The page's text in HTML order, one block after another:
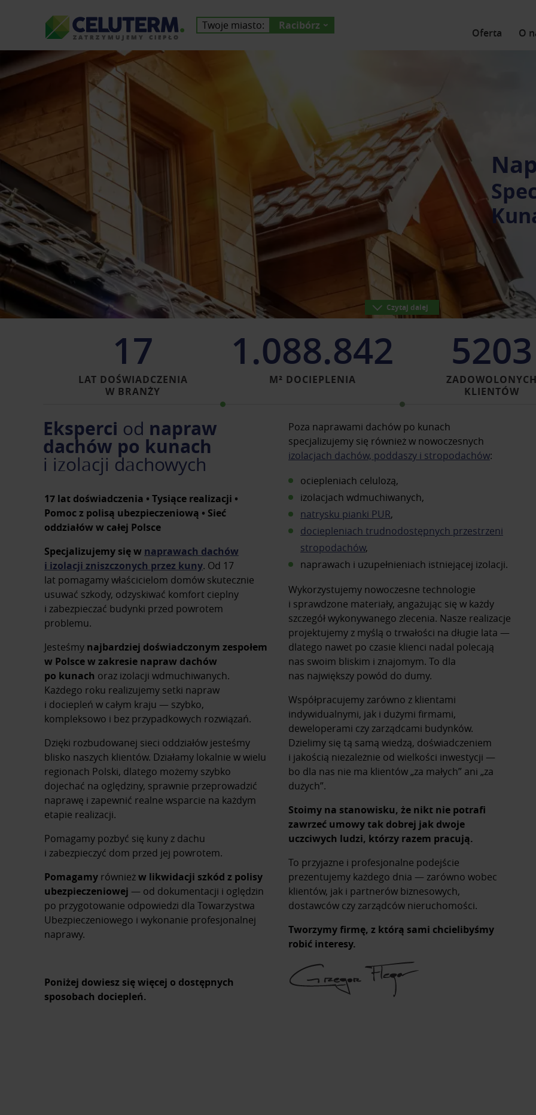
Z A T R Z Y M U J E M Y C I E P Ł O
Twoje miasto: Racibórz
Oferta O
Eksperci od napraw
dachów po kunach
i izolacji dachowych
17 lat doświadczenia • Tysiące realizacji •
Pomoc z polisą ubezpieczeniową • Sieć
oddziałów w całej Polsce
Specjalizujemy się w naprawach dachów
i izolacji zniszczonych przez kuny. Od 17
lat pomagamy właścicielom domów skutecznie
usuwać szkody, odzyskiwać komfort cieplny
i zabezpieczać budynki przed powrotem
problemu.
Jesteśmy najbardziej doświadczonym zespołem
w Polsce w zakresie napraw dachów
po kunach oraz izolacji wdmuchiwanych.
Każdego roku realizujemy setki napraw
i dociepleń w całym kraju — szybko,
kompleksowo i bez przypadkowych rozwiązań.
Dzięki rozbudowanej sieci oddziałów jesteśmy
blisko naszych klientów. Działamy lokalnie w wielu
regionach Polski, dlatego możemy szybko
dojechać na oględziny, sprawnie przeprowadzić
naprawę i zapewnić realne wsparcie na każdym
etapie realizacji.
Pomagamy pozbyć się kuny z dachu
i zabezpieczyć dom przed jej powrotem.
Pomagamy równieżw likwidacji szkód z polisy
ubezpieczeniowej — od dokumentacji i oględzin
po przygotowanie odpowiedzi dla Towarzystwa
Ubezpieczeniowego i wykonanie profesjonalnej
naprawy.
Poniżej dowiesz się więcej o dostępnych
sposobach dociepleń.
Poza naprawami dachów po kunach
specjalizujemy się również w nowoczesnych
izolacjach dachów, poddaszy i stropodachów:
ociepleniach celulozą,
izolacjach wdmuchiwanych,
natrysku pianki PUR,
dociepleniach trudnodostępnych przestrzeni
stropodachów,
naprawach i uzupełnieniach istniejącej izolacji.
Wykorzystujemy nowoczesne technologie
i sprawdzone materiały, angażując się w każdy
szczegół wykonywanego zlecenia. Nasze realizacje
projektujemy z myślą o trwałości na długie lata —
dlatego nawet po czasie klienci nadal polecają
nas swoim bliskim i znajomym. To dla
nas największy powód do dumy.
Współpracujemy zarówno z klientami
indywidualnymi, jak i dużymi firmami,
deweloperami czy zarządcami budynków.
Dzielimy się tą samą wiedzą, doświadczeniem
i jakością niezależnie od wielkości inwestycji —
bo dla nas nie ma klientów „za małych” ani „za
dużych”.
Stoimy na stanowisku, że nikt nie potrafi
zawrzeć umowy tak dobrej jak dwoje
uczciwych ludzi, którzy razem pracują.
To przyjazne i profesjonalne podejście
prezentujemy każdego dnia — zarówno wobec
klientów, jak i partnerów biznesowych,
dostawców czy zarządców nieruchomości.
Tworzymy firmę, z którą sami chcielibyśmy
robić interesy.
17
LAT DOŚWIADCZENIA
W BRANŻY
1.088.842
M² DOCIEPLENIA
5203
ZADOWOLONYCH
KLIENTÓW
Czytaj dalej